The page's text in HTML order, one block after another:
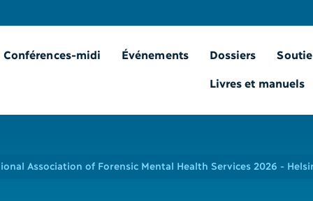
Conférences-midi Événements Dossiers
Livres et manuels
Association of Forensic Mental Health Services 2026 -